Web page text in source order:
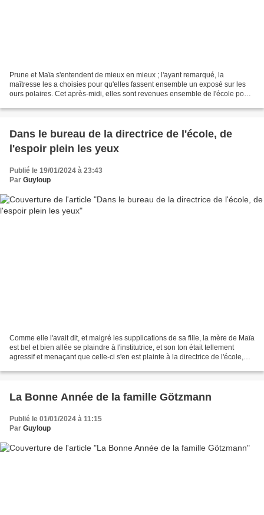
Prune et Maïa s'entendent de mieux en mieux ; l'ayant remarqué, la
maîtresse les a choisies pour qu'elles fassent ensemble un exposé sur les
ours polaires. Cet après-midi, elles sont revenues ensemble de l'école pour
Dans le bureau de la directrice de l'école, de
l'espoir plein les yeux
Publié le 19/01/2024 à 23:43
Par Guyloup
Comme elle l'avait dit, et malgré les supplications de sa fille, la mère de Maïa
est bel et bien allée se plaindre à l'institutrice, et son ton était tellement
agressif et menaçant que celle-ci s'en est plainte à la directrice de l'école,
La Bonne Année de la famille Götzmann
Publié le 01/01/2024 à 11:15
Par Guyloup